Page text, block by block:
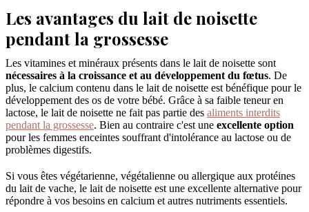
Les avantages du lait de noisette
pendant la grossesse
Les vitamines et minéraux présents dans le lait de noisette sont
nécessaires à la croissance et au développement du fœtus. De
plus, le calcium contenu dans le lait de noisette est bénéfique pour le
développement des os de votre bébé. Grâce à sa faible teneur en
lactose, le lait de noisette ne fait pas partie des aliments interdits
pendant la grossesse. Bien au contraire c'est une excellente option
pour les femmes enceintes souffrant d'intolérance au lactose ou de
problèmes digestifs.
Si vous êtes végétarienne, végétalienne ou allergique aux protéines
du lait de vache, le lait de noisette est une excellente alternative pour
répondre à vos besoins en calcium et autres nutriments essentiels.